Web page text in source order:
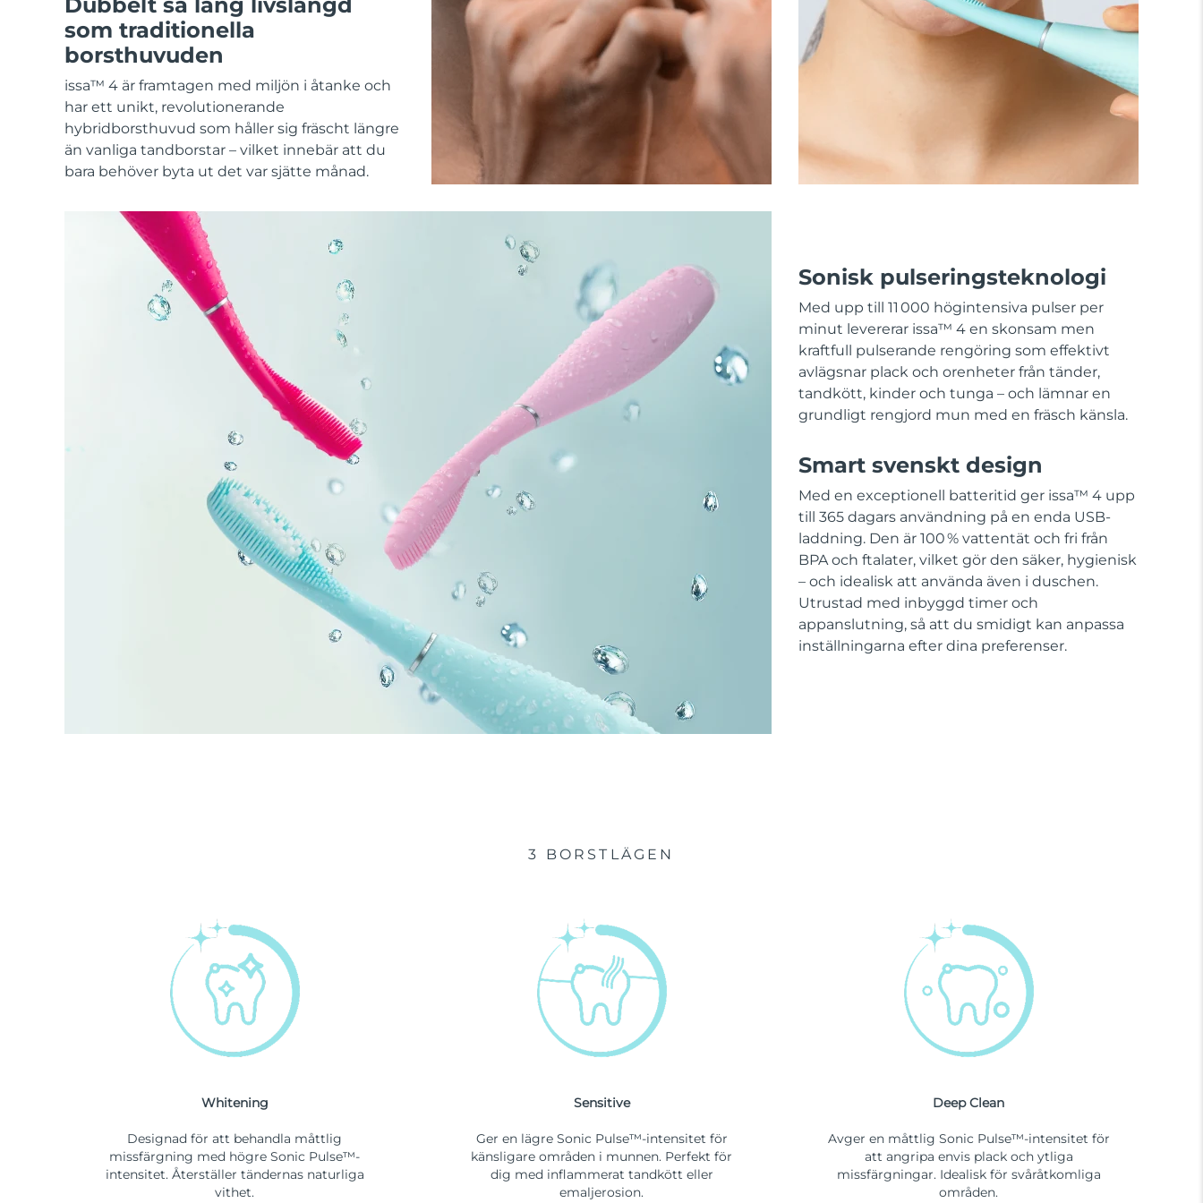
Dubbelt så lång livslängd
som traditionella
borsthuvuden
issa™ 4 är framtagen med miljön i åtanke och
har ett unikt, revolutionerande
hybridborsthuvud som håller sig fräscht längre
än vanliga tandborstar – vilket innebär att du
bara behöver byta ut det var sjätte månad.
Sonisk pulseringsteknologi
Med upp till 11 000 högintensiva pulser per
minut levererar issa™ 4 en skonsam men
kraftfull pulserande rengöring som effektivt
avlägsnar plack och orenheter från tänder,
tandkött, kinder och tunga – och lämnar en
grundligt rengjord mun med en fräsch känsla.
Smart svenskt design
Med en exceptionell batteritid ger issa™ 4 upp
till 365 dagars användning på en enda USB-
laddning. Den är 100 % vattentät och fri från
BPA och ftalater, vilket gör den säker, hygienisk
– och idealisk att använda även i duschen.
Utrustad med inbyggd timer och
appanslutning, så att du smidigt kan anpassa
inställningarna efter dina preferenser.
3 BORSTLÄGEN
Whitening
Designad för att behandla måttlig
missfärgning med högre Sonic Pulse™-
intensitet. Återställer tändernas naturliga
vithet.
Sensitive
Ger en lägre Sonic Pulse™-intensitet för
känsligare områden i munnen. Perfekt för
dig med inflammerat tandkött eller
emaljerosion.
Deep Clean
Avger en måttlig Sonic Pulse™-intensitet för
att angripa envis plack och ytliga
missfärgningar. Idealisk för svåråtkomliga
områden.
All acne treatment devices
All revitalizing eye massagers
KIWI™-hudvård
Advanced pore care essentials
Serum
For healthy hair
issa™ Teeth Whitening Gel
18% PAP
Kosmetika
Man
Handla allt